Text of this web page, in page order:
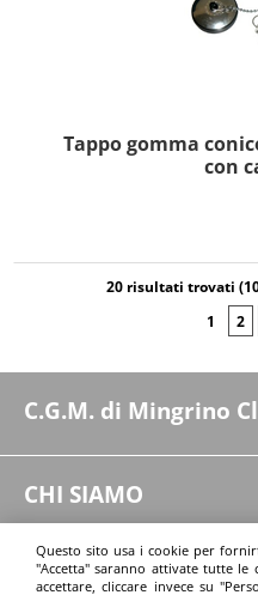
Questo sito usa i cookie per
"Accetta" saranno attivate tutte le
accettare, cliccare invece su
Tappo gomma
con
20 risultati trovati
1
2
C.G.M. di Mingrino
P.IVA 01164550863
CHI SIAMO
Chi siamo
Contatti
INFORMAZIONI